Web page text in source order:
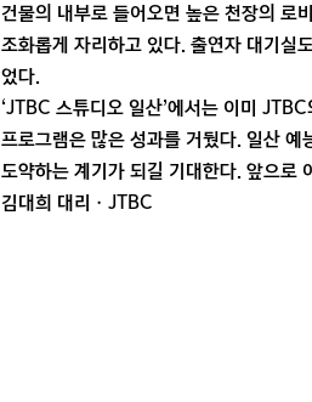
건물의 내부로 들어오면 높은 천장의 로
조화롭게 자리하고 있다. 출연자 대기실
었다.
‘JTBC 스튜디오 일산’에서는 이미
프로그램은 많은 성과를 거뒀다. 일산
도약하는 계기가 되길 기대한다. 앞으로
김대희 대리ㆍJTBC